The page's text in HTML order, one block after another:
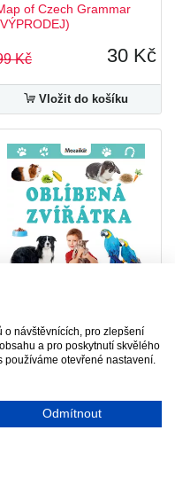
of Czech Grammar
Kč 30 Kč
Vložit do košíku
zvířátka
o návštěvnících, pro zlepšení
a pro poskytnutí skvělého
používáme otevřené nastavení.
Odmítnout